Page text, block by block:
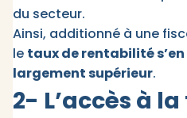
du secteur.
Ainsi, additionné à une
le taux de rentabilité
largement supérieur.
2- L’accès à